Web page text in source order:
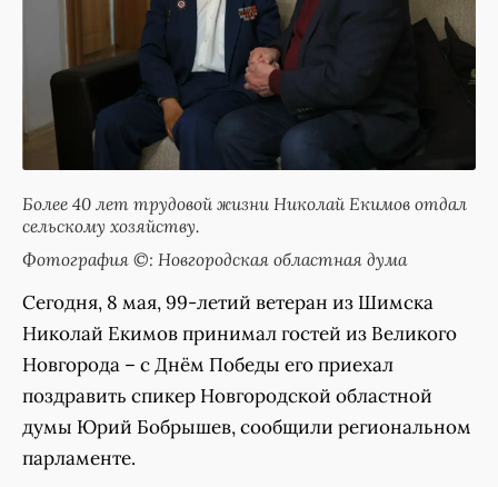
Более 40 лет трудовой жизни Николай Екимов отдал
сельскому хозяйству.
Фотография ©: Новгородская областная дума
Сегодня, 8 мая, 99-летий ветеран из Шимска
Николай Екимов принимал гостей из Великого
Новгорода – с Днём Победы его приехал
поздравить спикер Новгородской областной
думы Юрий Бобрышев, сообщили региональном
парламенте.